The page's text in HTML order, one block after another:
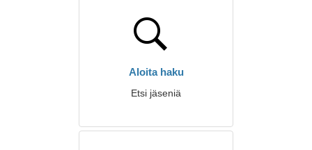
Aloita haku
Etsi jäseniä